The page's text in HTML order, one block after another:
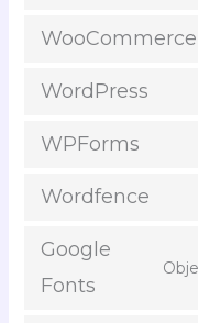
WooCommerce
WordPress
WPForms
Wordfence
Google
Fonts